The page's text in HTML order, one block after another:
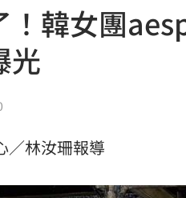
說的？張惇涵：專家會議
…他折腰姿勢成屍！死者身
！悲慟現身化妝師小薇告別
宣導AI圖，主管機關配中國
！韓女團
光
／林汝珊報導